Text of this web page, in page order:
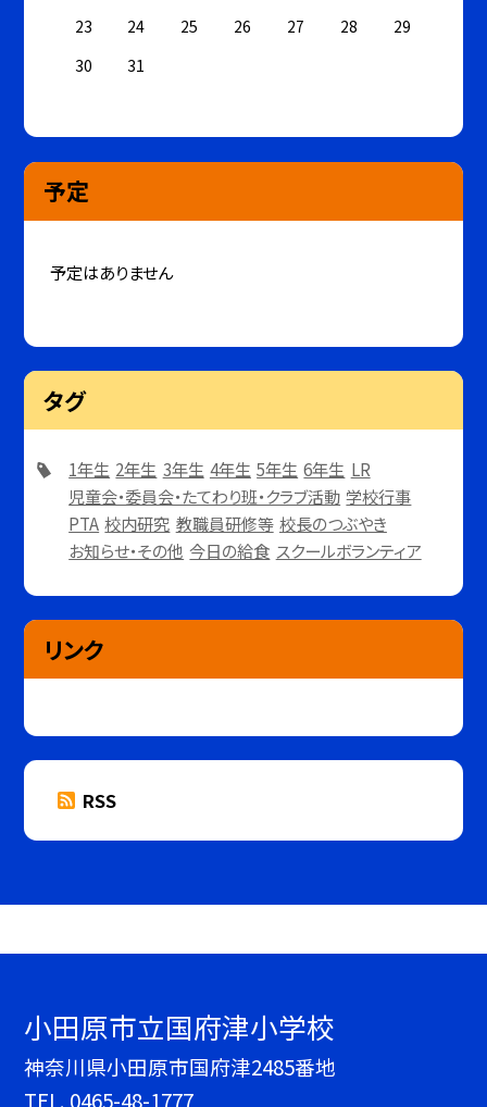
23
24 25 26 27 28
29
30
31
予定
予定はありません
タグ
1年生 2年生 3年生 4年生 5年生 6年生 LR
児童会・委員会・たてわり班・クラブ活動 学校行事
PTA 校内研究 教職員研修等 校長のつぶやき
お知らせ・その他 今日の給食 スクールボランティア
リンク
RSS
小田原市立国府津小学校
神奈川県小田原市国府津2485番地
TEL. 0465-48-1777